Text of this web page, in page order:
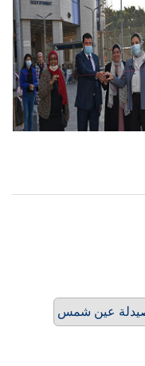
بصيدلة عين شمس